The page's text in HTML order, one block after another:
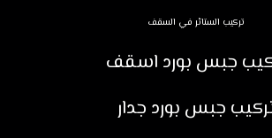
تركيب الستائر في السقف
جبس بورد اسقف
جبس بورد جدار